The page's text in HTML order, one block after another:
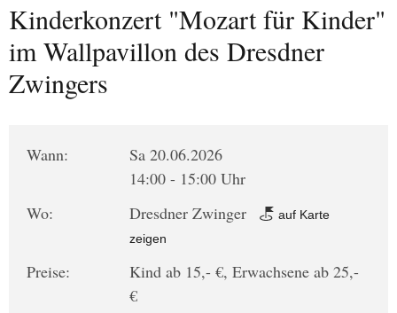
Kinderkonzert "Mozart für Kinder"
im Wallpavillon des Dresdner
Zwingers
Wann:
Sa 20.06.2026
14:00 - 15:00 Uhr
Wo:
Dresdner Zwinger
auf Karte
zeigen
Preise:
Kind ab 15,- €, Erwachsene ab 25,-
€